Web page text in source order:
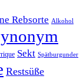
Rebsorte Alkohol
Sekt Spätburgunder
Restsüße